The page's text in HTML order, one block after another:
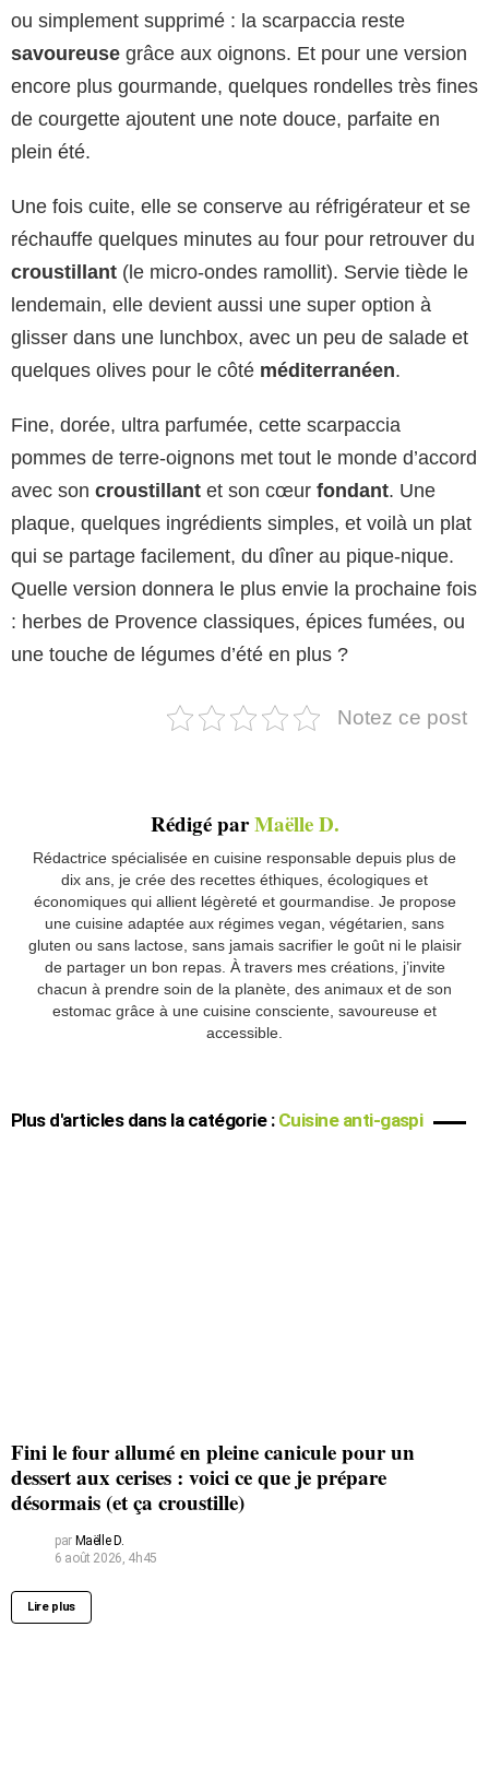
ou simplement supprimé : la scarpaccia reste
savoureuse grâce aux oignons. Et pour une version
encore plus gourmande, quelques rondelles très fines
de courgette ajoutent une note douce, parfaite en
plein été.
Une fois cuite, elle se conserve au réfrigérateur et se
réchauffe quelques minutes au four pour retrouver du
croustillant (le micro-ondes ramollit). Servie tiède le
lendemain, elle devient aussi une super option à
glisser dans une lunchbox, avec un peu de salade et
quelques olives pour le côté méditerranéen.
Fine, dorée, ultra parfumée, cette scarpaccia
pommes de terre-oignons met tout le monde d’accord
avec son croustillant et son cœur fondant. Une
plaque, quelques ingrédients simples, et voilà un plat
qui se partage facilement, du dîner au pique-nique.
Quelle version donnera le plus envie la prochaine fois
: herbes de Provence classiques, épices fumées, ou
une touche de légumes d’été en plus ?
Notez ce post
Rédigé parMaëlle D.
Rédactrice spécialisée en cuisine responsable depuis plus de
dix ans, je crée des recettes éthiques, écologiques et
économiques qui allient légèreté et gourmandise. Je propose
une cuisine adaptée aux régimes vegan, végétarien, sans
gluten ou sans lactose, sans jamais sacrifier le goût ni le plaisir
de partager un bon repas. À travers mes créations, j’invite
chacun à prendre soin de la planète, des animaux et de son
estomac grâce à une cuisine consciente, savoureuse et
accessible.
Plus d'articles dans la catégorie : Cuisine anti-gaspi
Fini le four allumé en pleine canicule pour un
dessert aux cerises : voici ce que je prépare
désormais (et ça croustille)
par Maëlle D.
6 août 2026, 4h45
Lire plus